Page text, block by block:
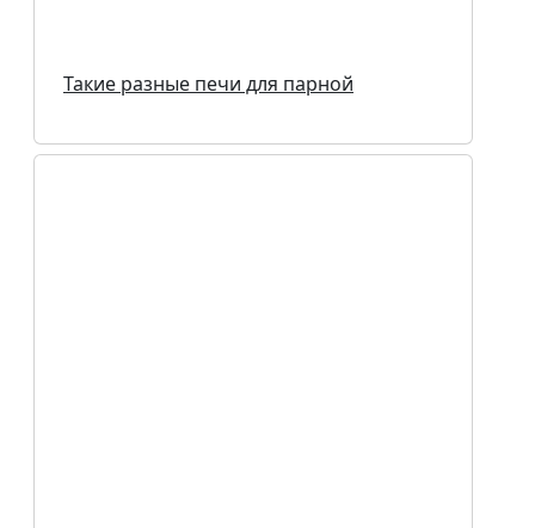
Такие разные печи для парной